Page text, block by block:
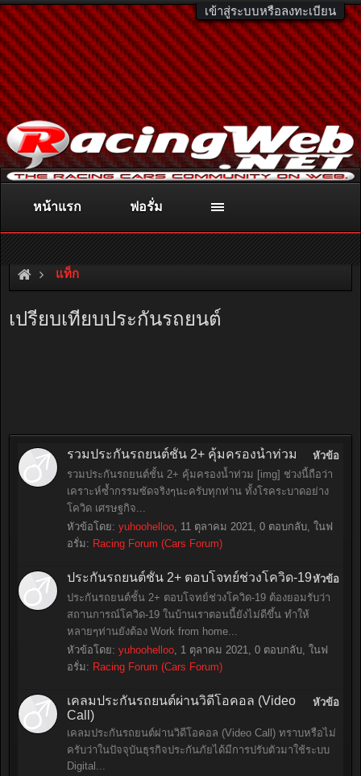
เข้าสู่ระบบหรือลงทะเบียน
ติดต่อลงโฆษณา racingweb@gmail.comหรือโทร. 081-811-1138
หรืออ่านรายละเอียดเพิ่มเติม คลิกที่นี่
แท็ก
เปรียบเทียบประกันรถยนต์
หัวข้อ
รวมประกันรถยนต์ชั้น 2+ คุ้มครองน้ำท่วม
รวมประกันรถยนต์ชั้น 2+ คุ้มครองน้ำท่วม [img] ช่วงนี้ถือว่า
เคราะห์ซ้ำกรรมซัดจริงๆนะครับทุกท่าน ทั้งโรคระบาดอย่าง
โควิด เศรษฐกิจ...
หัวข้อโดย: yuhoohelloo, 11 ตุลาคม 2021, 0 ตอบกลับ, ในฟ
อรั่ม: Racing Forum (Cars Forum)
หัวข้อ
ประกันรถยนต์ชั้น 2+ ตอบโจทย์ช่วงโควิด-19
ประกันรถยนต์ชั้น 2+ ตอบโจทย์ช่วงโควิด-19 ต้องยอมรับว่า
สถานการณ์โควิด-19 ในบ้านเราตอนนี้ยังไม่ดีขึ้น ทำให้
หลายๆท่านยังต้อง Work from home...
หัวข้อโดย: yuhoohelloo, 1 ตุลาคม 2021, 0 ตอบกลับ, ในฟ
อรั่ม: Racing Forum (Cars Forum)
หัวข้อ
เคลมประกันรถยนต์ผ่านวิดีโอคอล (Video
Call)
เคลมประกันรถยนต์ผ่านวิดีโอคอล (Video Call) ทราบหรือไม่
ครับว่าในปัจจุบันธุรกิจประกันภัยได้มีการปรับตัวมาใช้ระบบ
Digital...
หน้าแรก ฟอรั่ม